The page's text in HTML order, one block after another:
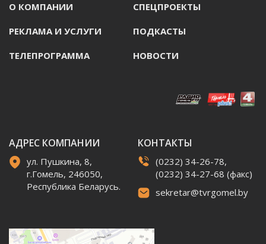
О КОМПАНИИ СПЕЦПРОЕКТЫ
РЕКЛАМА И УСЛУГИ ПОДКАСТЫ
ТЕЛЕПРОГРАММА НОВОСТИ
АДРЕС КОМПАНИИ
ул. Пушкина, 8,
г.Гомель, 246050,
Республика Беларусь.
КОНТАКТЫ
(0232) 34-26-78,
(0232) 34-27-68 (факс)
sekretar@tvrgomel.by